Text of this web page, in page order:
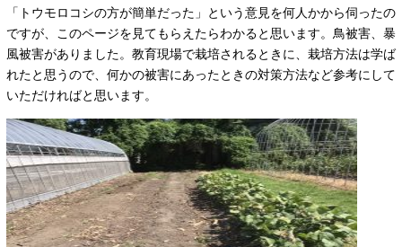
「トウモロコシの方が簡単だった」という意見を何人かから伺ったの
ですが、このページを見てもらえたらわかると思います。鳥被害、暴
風被害がありました。教育現場で栽培されるときに、栽培方法は学ば
れたと思うので、何かの被害にあったときの対策方法など参考にして
いただければと思います。